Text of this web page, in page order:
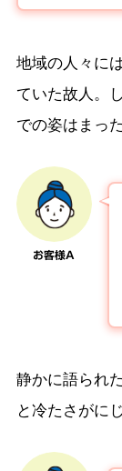
地域の人々に
ていた故人。
での姿はまっ
お客様A
静かに語られ
と冷たさがに